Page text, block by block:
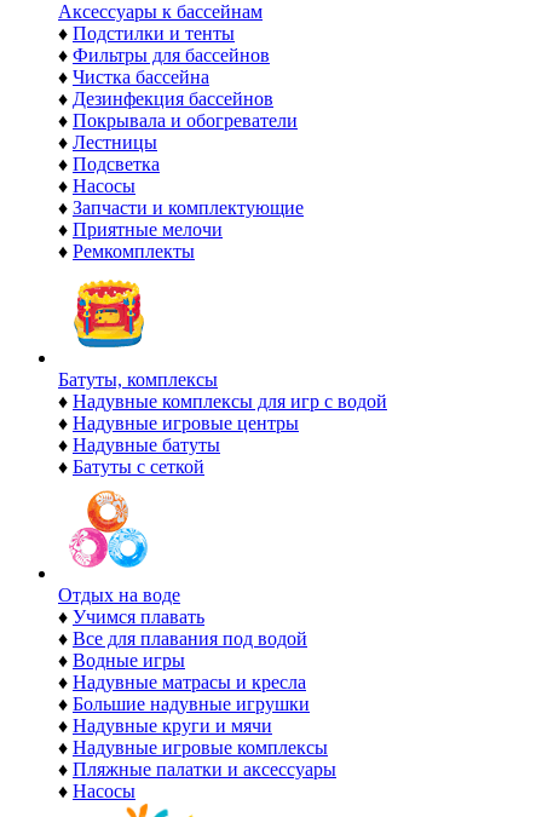
Аксессуары к бассейнам
♦ Подстилки и тенты
♦ Фильтры для бассейнов
♦ Чистка бассейна
♦ Дезинфекция бассейнов
♦ Покрывала и обогреватели
♦ Лестницы
♦ Подсветка
♦ Насосы
♦ Запчасти и комплектующие
♦ Приятные мелочи
♦ Ремкомплекты
Батуты, комплексы
♦ Надувные комплексы для игр с водой
♦ Надувные игровые центры
♦ Надувные батуты
♦ Батуты с сеткой
Отдых на воде
♦ Учимся плавать
♦ Все для плавания под водой
♦ Водные игры
♦ Надувные матрасы и кресла
♦ Большие надувные игрушки
♦ Надувные круги и мячи
♦ Надувные игровые комплексы
♦ Пляжные палатки и аксессуары
♦ Насосы